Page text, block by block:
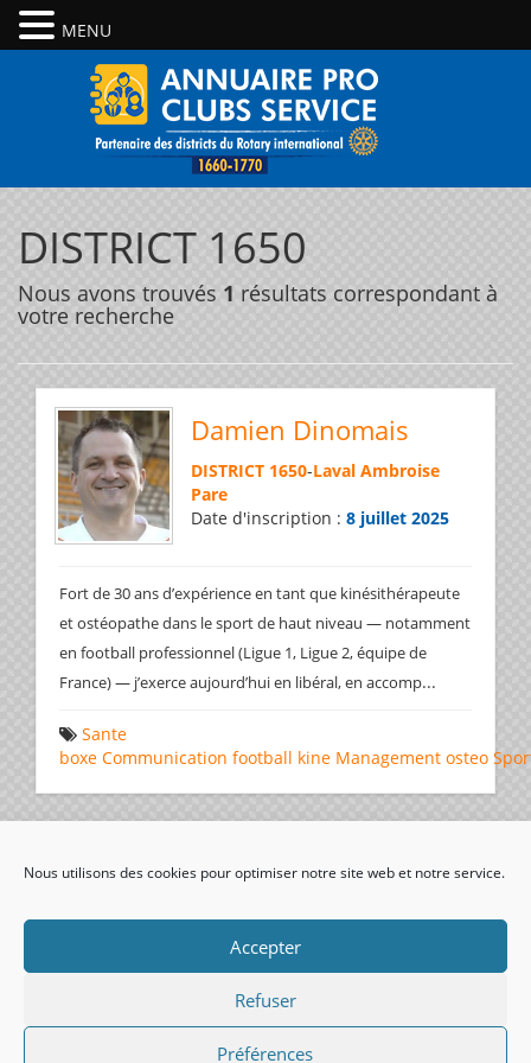
Nous utilisons des cookies pour optimiser notre site web et notre service.
Accepter
Refuser
Préférences
DISTRICT 1650
Nous avons trouvés 1 résultats correspondant à
votre recherche
Damien Dinomais
DISTRICT 1650-Laval Ambroise
Pare
Date d'inscription : 8 juillet 2025
Fort de 30 ans d’expérience en tant que kinésithérapeute
et ostéopathe dans le sport de haut niveau — notamment
en football professionnel (Ligue 1, Ligue 2, équipe de
France) — j’exerce aujourd’hui en libéral, en accomp...
Sante
boxe Communication football kine Management osteo
visiteurs uniques:
MENU